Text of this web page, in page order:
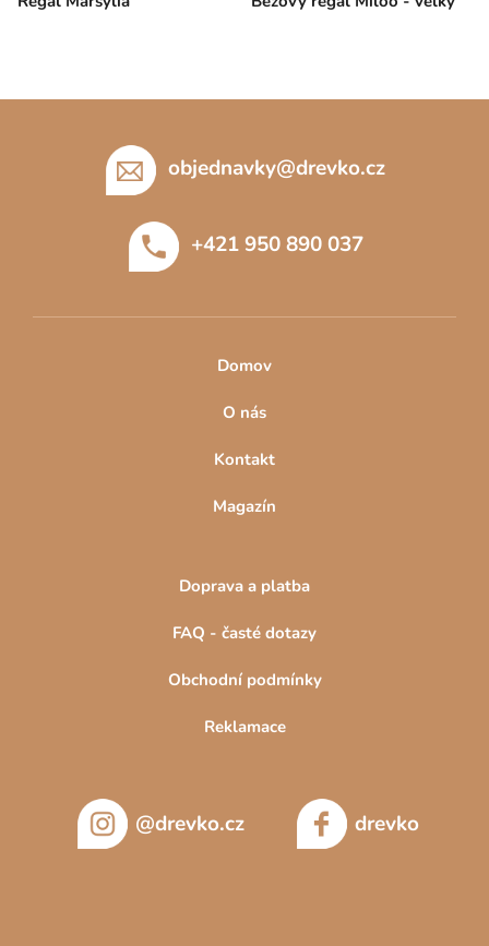
objednavky@drevko.cz
+421 950 890 037
Domov
O nás
Kontakt
Magazín
Doprava a platba
FAQ - časté dotazy
Obchodní podmínky
Reklamace
@drevko.cz drevko